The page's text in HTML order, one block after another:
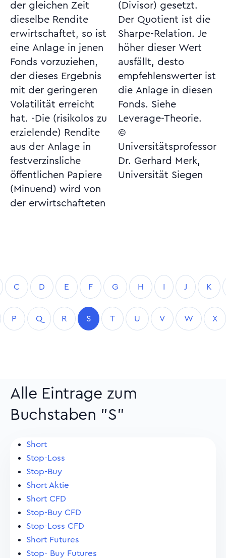
der gleichen Zeit
dieselbe Rendite
erwirtschaftet, so ist
eine Anlage in jenen
Fonds vorzuziehen,
der dieses Ergebnis
mit der geringeren
Volatilität erreicht
hat. -Die (risikolos zu
erzielende) Rendite
aus der Anlage in
festverzinsliche
öffentlichen Papiere
(Minuend) wird von
der erwirtschafteten
(Divisor) gesetzt.
Der Quotient ist die
Sharpe-Relation. Je
höher dieser Wert
ausfällt, desto
empfehlenswerter ist
die Anlage in diesen
Fonds. Siehe
Leverage-Theorie.
©
Universitätsprofessor
Dr. Gerhard Merk,
Universität Siegen
C D E F G H I J K
P Q R S T U V W X
Alle Eintrage zum
Buchstaben "S"
Short
Stop-Loss
Stop-Buy
Short Aktie
Short CFD
Stop-Buy CFD
Stop-Loss CFD
Short Futures
Stop- Buy Futures